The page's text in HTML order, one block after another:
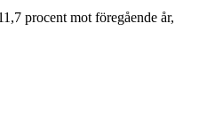
procent mot föregående år,